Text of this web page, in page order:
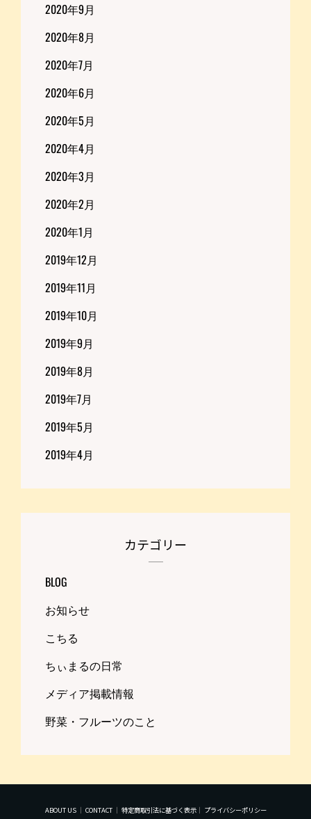
2020年9月
2020年8月
2020年7月
2020年6月
2020年5月
2020年4月
2020年3月
2020年2月
2020年1月
2019年12月
2019年11月
2019年10月
2019年9月
2019年8月
2019年7月
2019年5月
2019年4月
カテゴリー
BLOG
お知らせ
こちる
ちぃまるの日常
メディア掲載情報
野菜・フルーツのこと
ABOUT US｜ CONTACT｜ 特定商取引法に基づく表示｜ プライバシーポリシー